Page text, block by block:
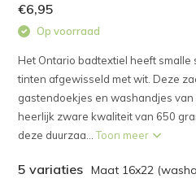
€6,95
Op voorraad
Het Ontario badtextiel heeft
tinten afgewisseld met wit. Deze
gastendoekjes en washandjes
heerlijk zware kwaliteit van 650
deze duurzaa...Toon meer
5 variaties Maat 16x22